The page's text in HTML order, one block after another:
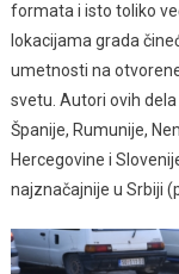
formata i isto toliko
lokacijama grada
umetnosti na
svetu. Autori ovih
Španije, Rumunije,
Hercegovine i
najznačajnije u Srbiji